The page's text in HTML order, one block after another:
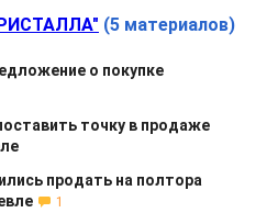
(5 материалов)
о покупке
точку в продаже
продать на полтора
1